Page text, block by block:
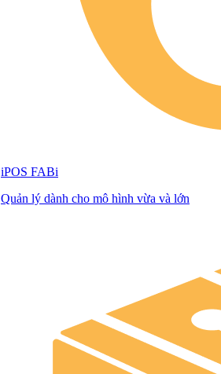
iPOS FABi
Quản lý dành cho mô hình vừa và lớn